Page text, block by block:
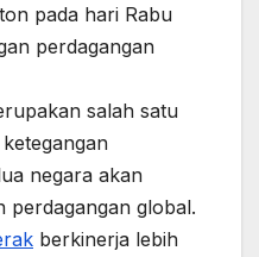
pada hari Rabu
perdagangan
salah satu
negara akan
perdagangan global.
berkinerja lebih